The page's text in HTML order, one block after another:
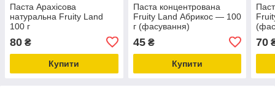
Паста Арахісова
натуральна Fruity Land
100 г
80 ₴
Купити
Паста концентрована
Fruity Land Абрикос — 100
г (фасування)
45₴
Купити
70